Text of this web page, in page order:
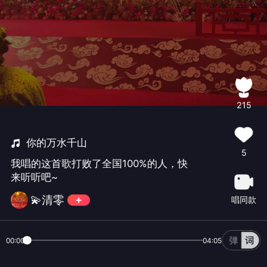
你的万水千山
我唱的这首歌打败了全国100%的人，快
来听听吧~
💫清零
215
5
唱同款
00:00 04:05